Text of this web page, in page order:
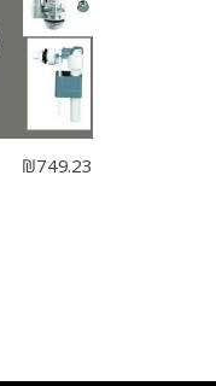
₪749.23